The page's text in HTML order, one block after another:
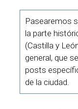
Pasearemos
la parte
(Castilla y
general, que
posts
de la ciudad.